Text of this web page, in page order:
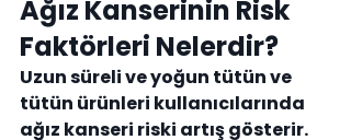
Ağız Kanserinin Risk
Faktörleri Nelerdir?
Uzun süreli ve yoğun tütün ve
tütün ürünleri kullanıcılarında
ağız kanseri riski artış gösterir.